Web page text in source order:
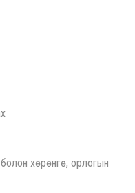
хөрөнгө, орлогын